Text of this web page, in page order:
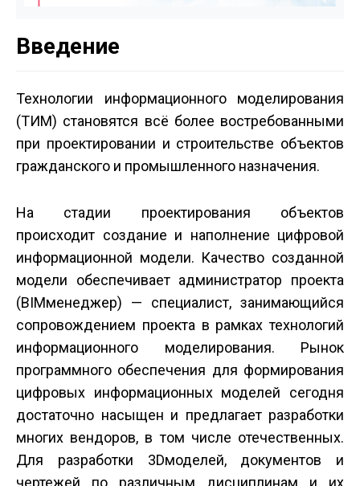
Введение
Технологии информационного моделирования
(ТИМ) становятся всё более востребованными
при проектировании и строительстве объектов
гражданского и промышленного назначения.
На стадии проектирования объектов
происходит создание и наполнение цифровой
информационной модели. Качество созданной
модели обеспечивает администратор проекта
(BIM­менеджер) — специалист, занимающийся
сопровождением проекта в рамках технологий
информационного моделирования. Рынок
программного обеспечения для формирования
цифровых информационных моделей сегодня
достаточно насыщен и предлагает разработки
многих вендоров, в том числе отечественных.
Для разработки 3D­моделей, документов и
чертежей по различным дисциплинам и их